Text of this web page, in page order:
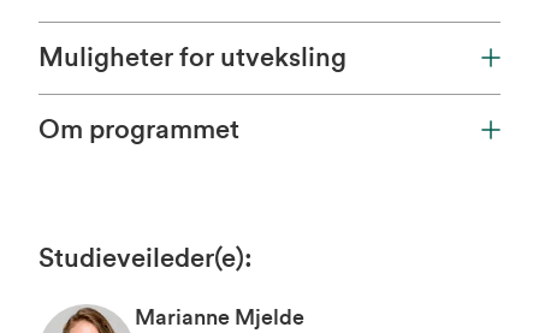
Muligheter for utveksling
Om programmet
Studieveileder(e):
Marianne Mjelde